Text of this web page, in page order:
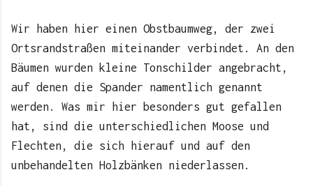
Wir haben hier einen Obstbaumweg, der zwei
Ortsrandstraßen miteinander verbindet. An den
Bäumen wurden kleine Tonschilder angebracht,
auf denen die Spander namentlich genannt
werden. Was mir hier besonders gut gefallen
hat, sind die unterschiedlichen Moose und
Flechten, die sich hierauf und auf den
unbehandelten Holzbänken niederlassen.